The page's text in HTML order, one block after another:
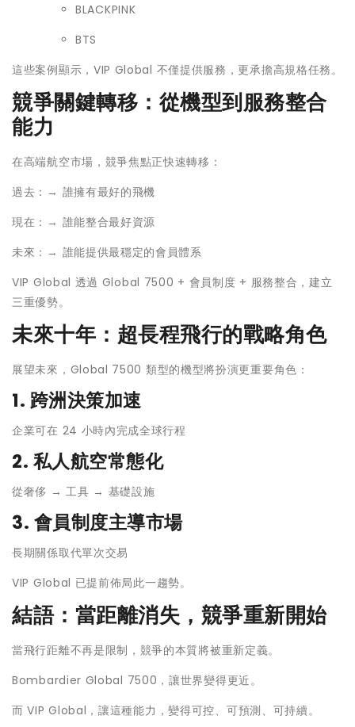
BLACKPINK
BTS
這些案例顯示，VIP Global 不僅提供服務，更承擔高規格任務。
競爭關鍵轉移：從機型到服務整合
能力
在高端航空市場，競爭焦點正快速轉移：
過去：→ 誰擁有最好的飛機
現在：→ 誰能整合最好資源
未來：→ 誰能提供最穩定的會員體系
VIP Global 透過 Global 7500 + 會員制度 + 服務整合，建立
三重優勢。
未來十年：超長程飛行的戰略角色
展望未來，Global 7500 類型的機型將扮演更重要角色：
1. 跨洲決策加速
企業可在 24 小時內完成全球行程
2. 私人航空常態化
從奢侈 → 工具 → 基礎設施
3. 會員制度主導市場
長期關係取代單次交易
VIP Global 已提前佈局此一趨勢。
結語：當距離消失，競爭重新開始
當飛行距離不再是限制，競爭的本質將被重新定義。
Bombardier Global 7500，讓世界變得更近。
而 VIP Global，讓這種能力，變得可控、可預測、可持續。